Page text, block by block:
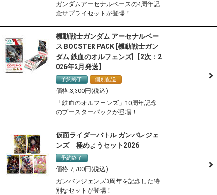
ガンダムアーセナルベースの4周年記
念サプライセットが登場！
機動戦士ガンダム アーセナルベー
ス BOOSTER PACK [機動戦士ガン
ダム 鉄血のオルフェンズ]【2次：2
026年2月発送】
予約終了 個別配送
3,300
「鉄血のオルフェンズ」10周年記念
のブースターパックが登場！
仮面ライダーバトル ガンバレジェ
ンズ 極めようセット2026
予約終了
7,700
ガンバレジェンズ3周年を記念した特
別なセットが登場！